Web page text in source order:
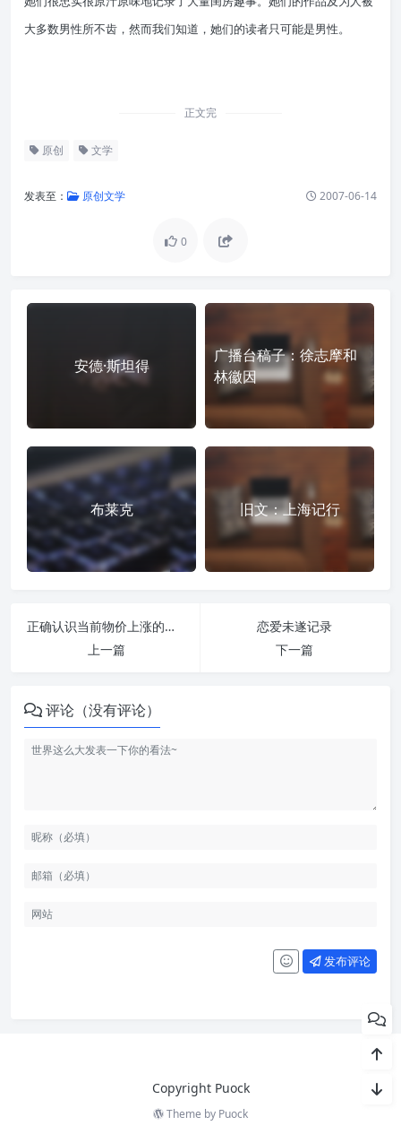
大多数男性所不齿，然而我们知道，她们的读者只可能是男性。
正文完
原创 文学
发表至： 原创文学 2007-06-14
0
安德·斯坦得
广播台稿子：徐志摩和
林徽因
布莱克 旧文：上海记行
正确认识当前物价上涨的有关问题
上一篇
恋爱未遂记录
下一篇
评论（没有评论）
发布评论
Copyright Puock
Theme by Puock